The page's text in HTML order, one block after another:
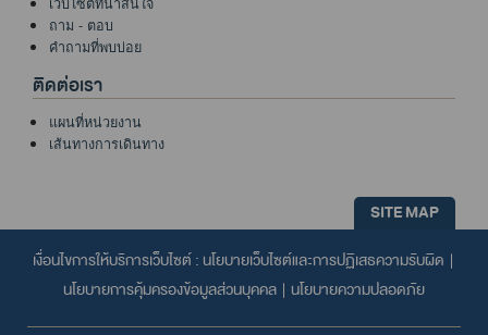
ถาม - ตอบ
คำถามที่พบบ่อย
ติดต่อเรา
แผนที่หน่วยงาน
เส้นทางการเดินทาง
SITE MAP
เงื่อนไขการให้บริการเว็บไซต์ : นโยบายเว็บไซต์และการปฏิเสธความรับผิด |
นโยบายการคุ้มครองข้อมูลส่วนบุคคล | นโยบายความปลอดภัย